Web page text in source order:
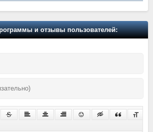
и отзывы пользователей: